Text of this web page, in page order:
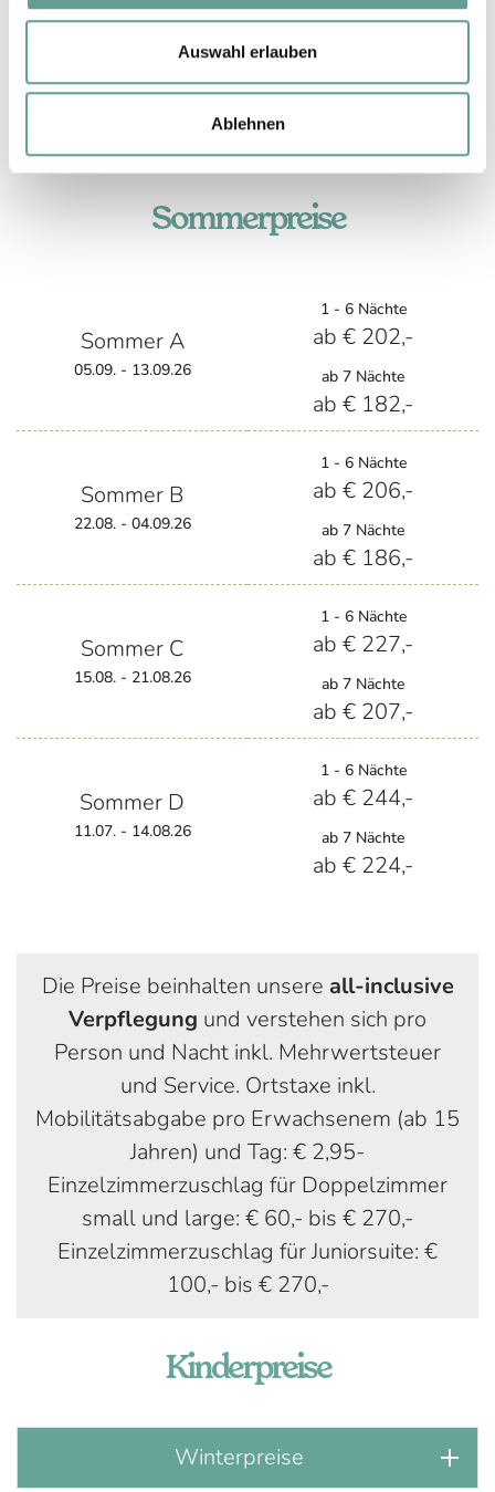
Auswahl erlauben
Ablehnen
Einzelzimmerzuschlag für Juniorsuite: €
100,- bis € 270,-
Sommerpreise
Sommer A
05.09. - 13.09.26
1 - 6 Nächte
ab € 202,-
ab 7 Nächte
ab € 182,-
Sommer B
22.08. - 04.09.26
1 - 6 Nächte
ab € 206,-
ab 7 Nächte
ab € 186,-
Sommer C
15.08. - 21.08.26
1 - 6 Nächte
ab € 227,-
ab 7 Nächte
ab € 207,-
Sommer D
11.07. - 14.08.26
1 - 6 Nächte
ab € 244,-
ab 7 Nächte
ab € 224,-
Die Preise beinhalten unsere all-inclusive
Verpflegung und verstehen sich pro
Person und Nacht inkl. Mehrwertsteuer
und Service. Ortstaxe inkl.
Mobilitätsabgabe pro Erwachsenem (ab 15
Jahren) und Tag: € 2,95-
Einzelzimmerzuschlag für Doppelzimmer
small und large: € 60,- bis € 270,-
Einzelzimmerzuschlag für Juniorsuite: €
100,- bis € 270,-
Kinderpreise
Winterpreise